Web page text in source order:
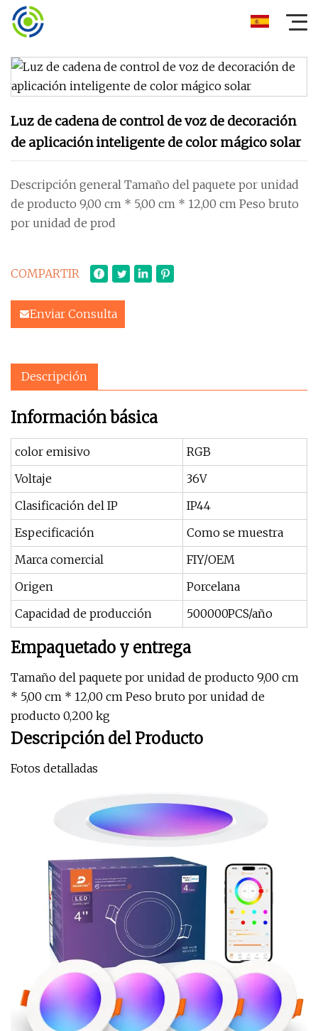
Luz de cadena de control de voz de decoración
de aplicación inteligente de color mágico solar
Descripción general Tamaño del paquete por unidad
de producto 9,00 cm * 5,00 cm * 12,00 cm Peso bruto
por unidad de prod
COMPARTIR
Enviar Consulta
Descripción
Información básica
color emisivo
RGB
Voltaje
36V
Clasificación del IP
IP44
Especificación
Como se muestra
Marca comercial
FIY/OEM
Origen
Porcelana
Capacidad de producción
500000PCS/año
Empaquetado y entrega
Tamaño del paquete por unidad de producto 9,00 cm
* 5,00 cm * 12,00 cm Peso bruto por unidad de
producto 0,200 kg
Descripción del Producto
Fotos detalladas